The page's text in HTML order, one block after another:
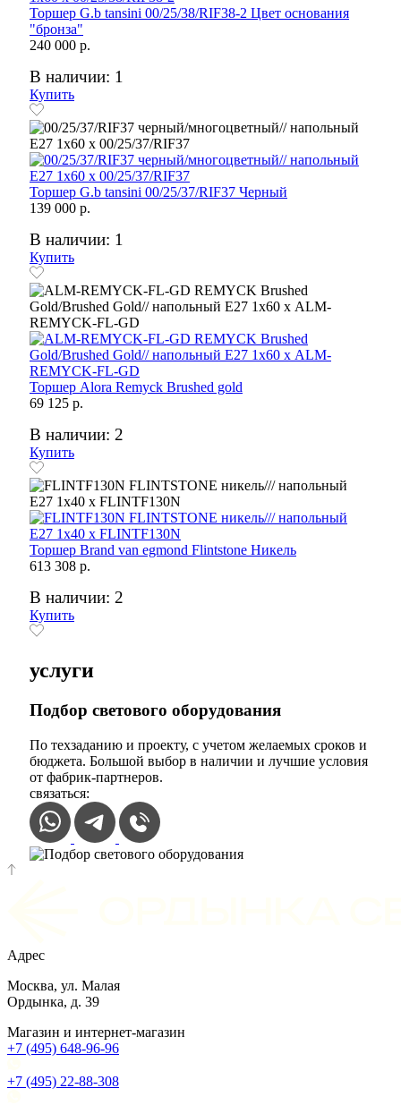
Торшер G.b tansini 00/25/38/RIF38-2 Цвет основания
"бронза"
240 000 р.
В наличии: 1
Купить
Торшер G.b tansini 00/25/37/RIF37 Черный
139 000 р.
В наличии: 1
Купить
Торшер Alora Remyck Brushed gold
69 125 р.
В наличии: 2
Купить
Торшер Brand van egmond Flintstone Никель
613 308 р.
В наличии: 2
Купить
услуги
Подбор светового оборудования
По техзаданию и проекту, с учетом желаемых сроков и
бюджета. Большой выбор в наличии и лучшие условия
от фабрик-партнеров.
связаться:
Адрес
Москва, ул. Малая
Ордынка, д. 39
Магазин и интернет-магазин
+7 (495) 648-96-96
+7 (495) 22-88-308